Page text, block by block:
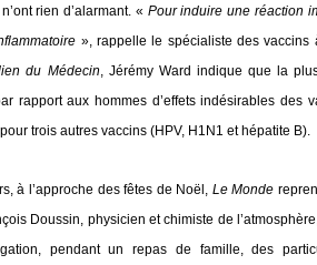
rien d’alarmant. « Pour induire une réaction
», rappelle le spécialiste des vaccins
du Médecin, Jérémy Ward indique que la
rapport aux hommes d’effets indésirables des
trois autres vaccins (HPV, H1N1 et hépatite B).
à l’approche des fêtes de Noël, Le Monde
Doussin, physicien et chimiste de
pendant un repas de famille, des